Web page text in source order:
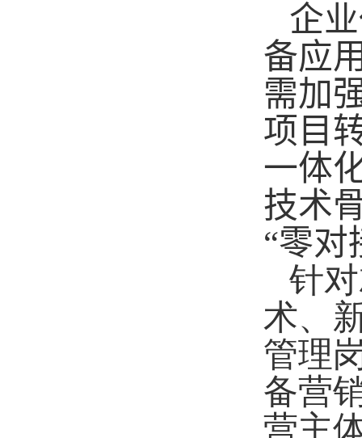
企
备应
需加
项目
一体
技术
“零对
针
术、
管理
备营
营主